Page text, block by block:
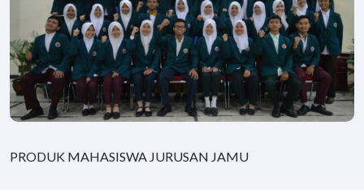
PRODUK MAHASISWA JURUSAN JAMU